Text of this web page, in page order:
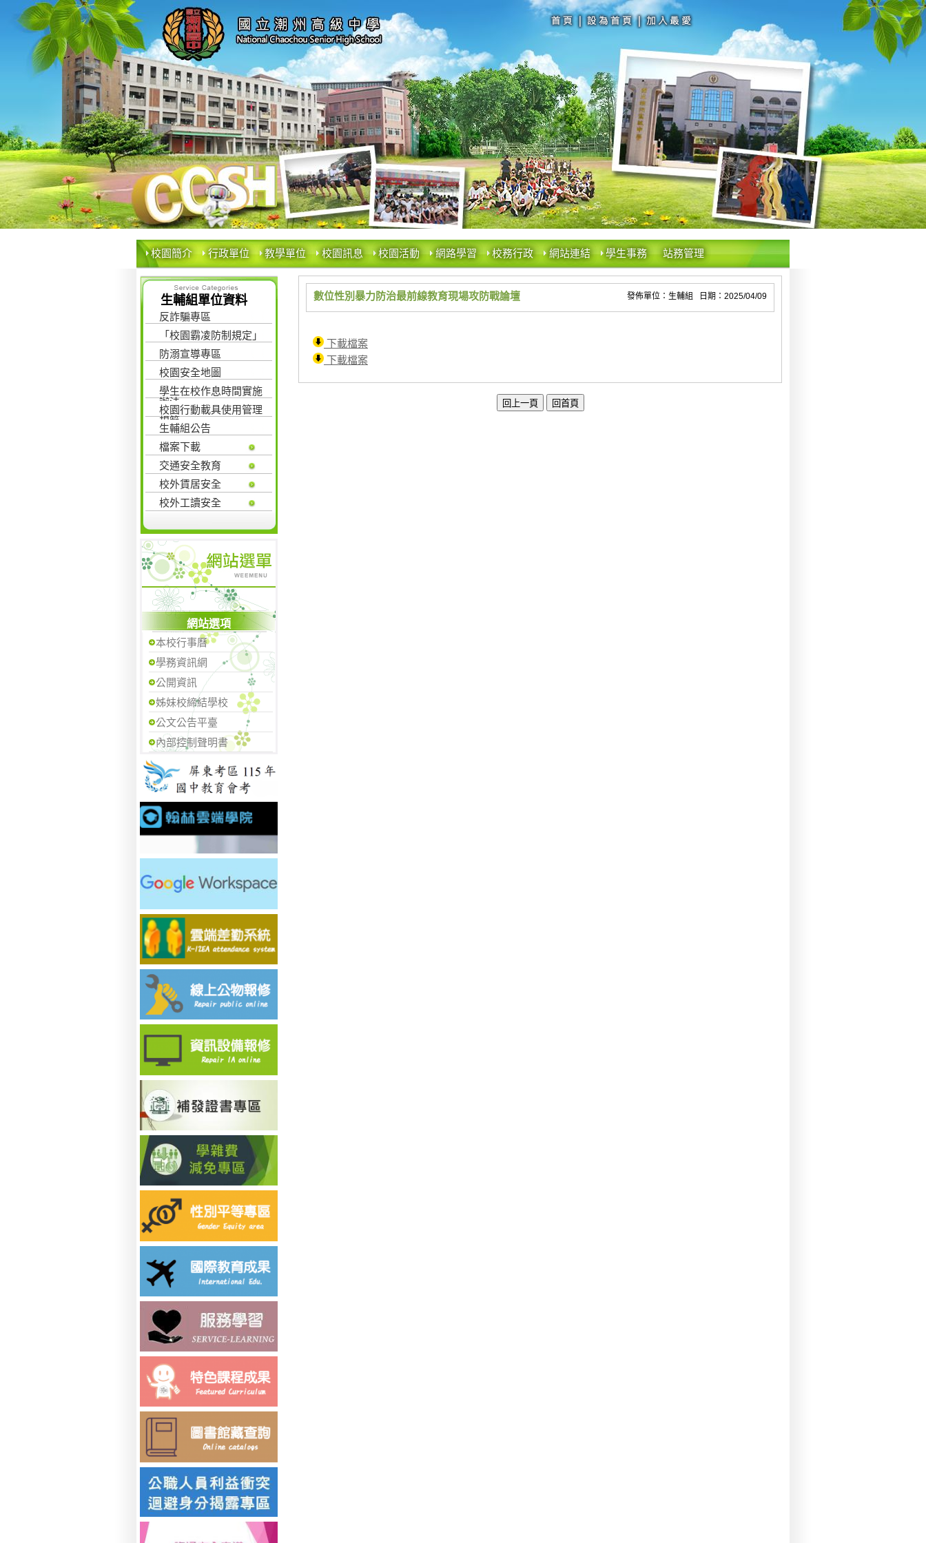
校園簡介 行政單位 教學單位 校園訊息 校園活動 網路學習 校務行政 網站連結 學生事務 站務管理
生輔組單位資料
反詐騙專區
「校園霸凌防制規定」
防溺宣導專區
校園安全地圖
學生在校作息時間實施
辦法
校園行動載具使用管理
規範
生輔組公告
檔案下載
交通安全教育
校外賃居安全
校外工讀安全
網站選項
本校行事曆
學務資訊網
公開資訊
姊妹校締結學校
公文公告平臺
內部控制聲明書
數位性別暴力防治最前線教育現場攻防戰論壇 發佈單位：生輔組 日期：2025/04/09
下載檔案
下載檔案